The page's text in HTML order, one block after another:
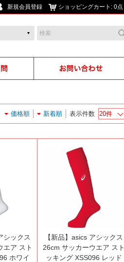
新規会員登録 ショッピングカート: 0点
価格順 新着順 表示件数
シックス
エア スト
ホワイ
【新品】asics アシックス
26cm サッカーウエア スト
ッキング XSS096 レッド